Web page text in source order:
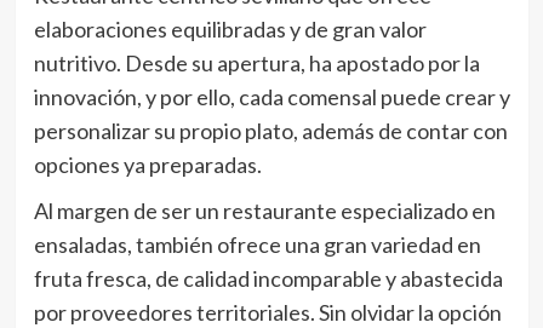
elaboraciones equilibradas y de gran valor
nutritivo. Desde su apertura, ha apostado por la
innovación, y por ello, cada comensal puede crear y
personalizar su propio plato, además de contar con
opciones ya preparadas.
Al margen de ser un restaurante especializado en
ensaladas, también ofrece una gran variedad en
fruta fresca, de calidad incomparable y abastecida
por proveedores territoriales. Sin olvidar la opción